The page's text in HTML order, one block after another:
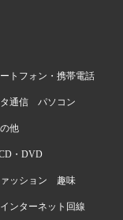
トフォン・携帯電話
通信 パソコン
他
・DVD
ッション 趣味
インターネット回線